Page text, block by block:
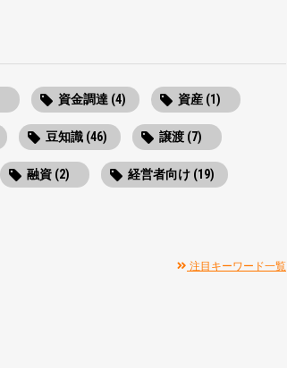
資金調達 (4) 資産 (1)
豆知識 (46) 譲渡 (7)
融資 (2) 経営者向け (19)
注目キーワード一覧